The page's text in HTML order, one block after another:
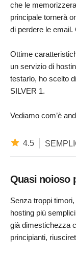
che le
principale tornerà
di perdere le email.
Ottime
un servizio di
testarlo, ho scelto
SILVER 1.
Vediamo com’è
4.5
Quasi noioso
Senza troppi
hosting più
già dimestichezza
principianti,